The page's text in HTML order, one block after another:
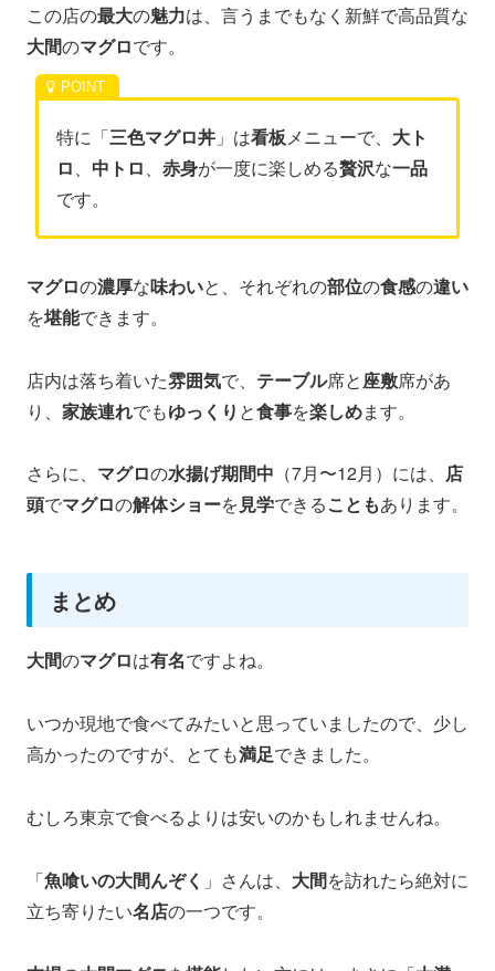
この店の最大の魅力は、言うまでもなく新鮮で高品質な
大間のマグロです。
特に「三色マグロ丼 」は看板メニューで、 大ト
ロ、 中トロ、 赤身が一度に楽しめる贅沢な一品
です。
マグロの濃厚な味わいと、それぞれの部位の食感の違い
を堪能できます。
店内は落ち着いた雰囲気で、 テーブル席と座敷席があ
り、 家族連れでもゆっくり と食事を楽しめます。
さらに、 マグロの水揚げ期間中 （7月〜12月）には、 店
頭でマグロの解体ショーを見学できることもあります。
まとめ
大間のマグロは有名ですよね。
いつか現地で食べてみたいと思っていましたので、少し
高かったのですが、とても満足できました。
むしろ東京で食べるよりは安いのかもしれませんね。
「魚喰いの大間んぞく 」さんは、 大間を訪れたら絶対に
立ち寄りたい名店の一つです。